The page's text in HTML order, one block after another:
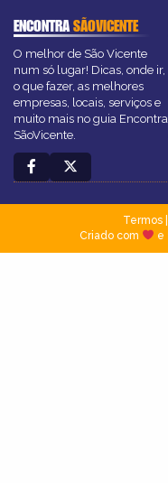
ENCONTRASÃOVICENTE
O melhor de São Vicente
num só lugar! Dicas, onde ir,
o que fazer, as melhores
empresas, locais, serviços e
muito mais no guia Encontra
SãoVicente.
Termos|
Criado com
e